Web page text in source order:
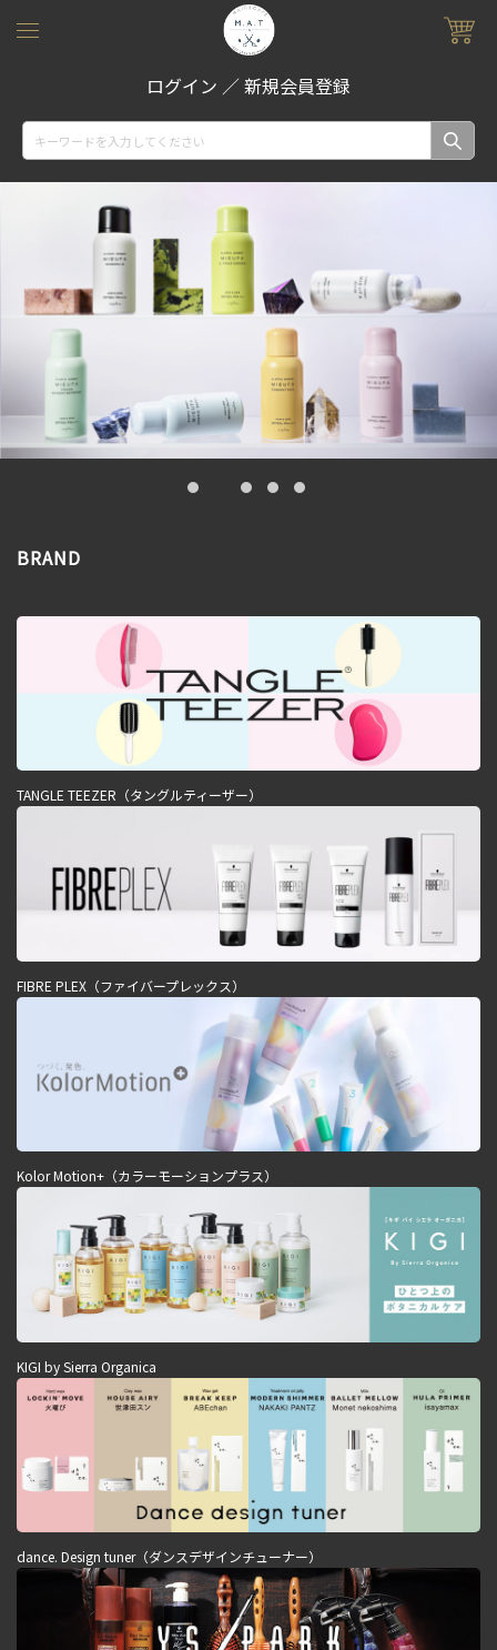
ログイン ／新規会員登録
BRAND
TANGLE TEEZER（タングルティーザー）
FIBRE PLEX（ファイバープレックス）
Kolor Motion+（カラーモーションプラス）
KIGI by Sierra Organica
dance. Design tuner（ダンスデザインチューナー）